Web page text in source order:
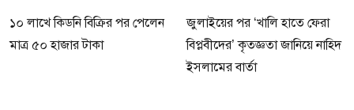
১০ লাখে কিডনি বিক্রির পর পেলেন
মাত্র ৫০ হাজার টাকা
জুলাইয়ের পর ‘খালি হাতে ফেরা
বিপ্লবীদের’ কৃতজ্ঞতা জানিয়ে নাহিদ
ইসলামের বার্তা